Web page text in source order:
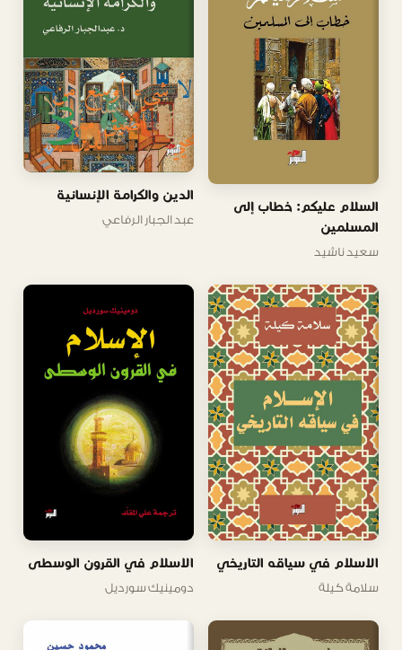
السلام عليكم: خطاب إلى
المسلمين
سعيد ناشيد
الدين والكرامة الإنسانية
عبد الجبار الرفاعي
الاسلام في سياقه التاريخي
سلامة كيلة
الاسلام في القرون الوسطى
دومينيك سورديل